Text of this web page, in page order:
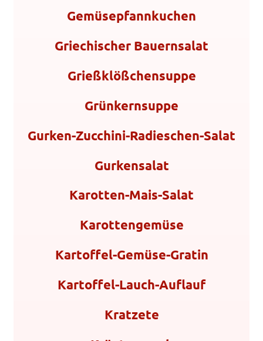
Gemüsepfannkuchen
Griechischer Bauernsalat
Grießklößchensuppe
Grünkernsuppe
Gurken-Zucchini-Radieschen-Salat
Gurkensalat
Karotten-Mais-Salat
Karottengemüse
Kartoffel-Gemüse-Gratin
Kartoffel-Lauch-Auflauf
Kratzete